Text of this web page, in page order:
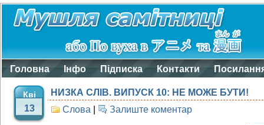
Головна Інфо Підписка Контакти
Кві
13
НИЗКА СЛІВ. ВИПУСК 10: НЕ МОЖЕ БУТИ!
Слова
Залиште коментар